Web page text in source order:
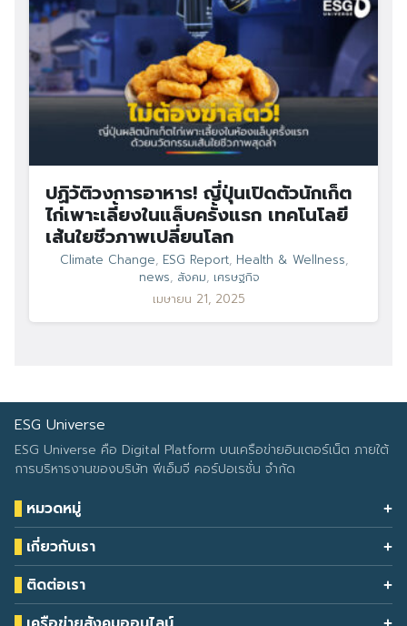
ปฏิวัติวงการอาหาร! ญี่ปุ่นเปิดตัวนักเก็ต
ไก่เพาะเลี้ยงในแล็บครั้งแรก เทคโนโลยี
เส้นใยชีวภาพเปลี่ยนโลก
Climate Change, ESG Report, Health & Wellness,
news, สังคม, เศรษฐกิจ
เมษายน 21, 2025
ESG Universe
ESG Universe คือ Digital Platform บนเครือข่ายอินเตอร์เน็ต ภายใต้
การบริหารงานของบริษัท พีเอ็มจี คอร์ปอเรชั่น จำกัด
หมวดหมู่
Health & Wellness
Eco Icon
ESG Data
Climate Change
เกี่ยวกับเรา
Our Services
About Us
Contact Us
ติดต่อเรา
โทรศัพท์: 090-549-2524